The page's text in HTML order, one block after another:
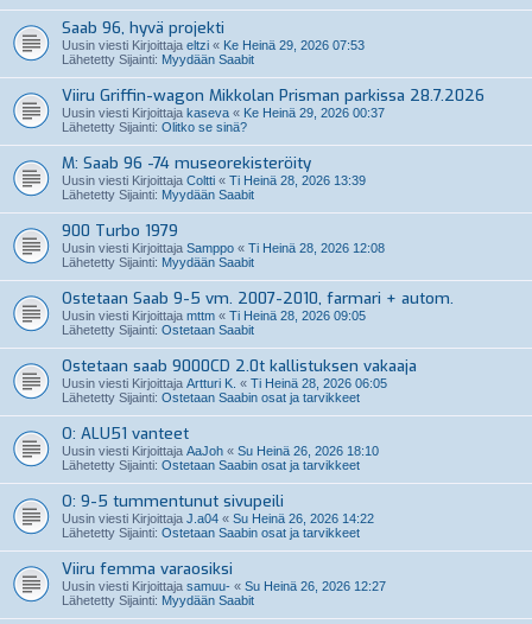
Saab 96, hyvä projekti
Uusin viesti Kirjoittaja eltzi « Ke Heinä 29, 2026 07:53
Lähetetty Sijainti: Myydään Saabit
Viiru Griffin-wagon Mikkolan Prisman parkissa 28.7.2026
Uusin viesti Kirjoittaja kaseva « Ke Heinä 29, 2026 00:37
Lähetetty Sijainti: Olitko se sinä?
M: Saab 96 -74 museorekisteröity
Uusin viesti Kirjoittaja Coltti « Ti Heinä 28, 2026 13:39
Lähetetty Sijainti: Myydään Saabit
900 Turbo 1979
Uusin viesti Kirjoittaja Samppo « Ti Heinä 28, 2026 12:08
Lähetetty Sijainti: Myydään Saabit
Ostetaan Saab 9-5 vm. 2007-2010, farmari + autom.
Uusin viesti Kirjoittaja mttm « Ti Heinä 28, 2026 09:05
Lähetetty Sijainti: Ostetaan Saabit
Ostetaan saab 9000CD 2.0t kallistuksen vakaaja
Uusin viesti Kirjoittaja Artturi K. « Ti Heinä 28, 2026 06:05
Lähetetty Sijainti: Ostetaan Saabin osat ja tarvikkeet
O: ALU51 vanteet
Uusin viesti Kirjoittaja AaJoh « Su Heinä 26, 2026 18:10
Lähetetty Sijainti: Ostetaan Saabin osat ja tarvikkeet
O: 9-5 tummentunut sivupeili
Uusin viesti Kirjoittaja J.a04 « Su Heinä 26, 2026 14:22
Lähetetty Sijainti: Ostetaan Saabin osat ja tarvikkeet
Viiru femma varaosiksi
Uusin viesti Kirjoittaja samuu- « Su Heinä 26, 2026 12:27
Lähetetty Sijainti: Myydään Saabit